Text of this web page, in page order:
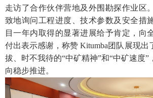
走访了合作伙伴营地及外围勘探作业区
致地询问工程进度、技术参数及安全措
目一年内取得的显著进展给予肯定，向
付出表示感谢，称赞 Kitumba团队展现出
拔、时不我待的“中矿精神”和“中矿速度
向稳步推进。